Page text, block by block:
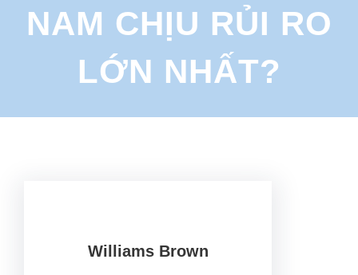
NAM CHỊU RỦI RO
LỚN NHẤT?
Williams Brown